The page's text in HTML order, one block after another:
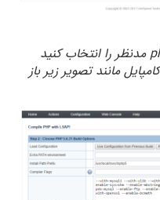
مانند تصویر زیر باز